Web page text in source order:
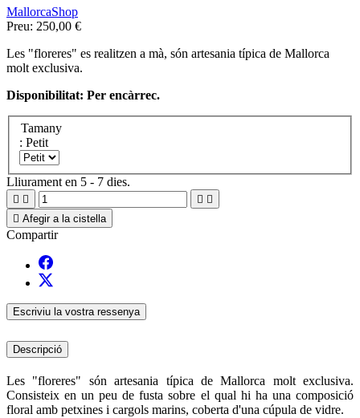
MallorcaShop
Preu: 250,00 €
Les "floreres" es realitzen a mà, són artesania típica de Mallorca
molt exclusiva.
Disponibilitat: Per encàrrec.
Tamany
: Petit
Lliurament en 5 - 7 dies.
   
 Afegir a la cistella
Compartir
Escriviu la vostra ressenya
Descripció
Les "floreres" són artesania típica de Mallorca molt exclusiva.
Consisteix en un peu de fusta sobre el qual hi ha una composició
floral amb petxines i cargols marins, coberta d'una cúpula de vidre.